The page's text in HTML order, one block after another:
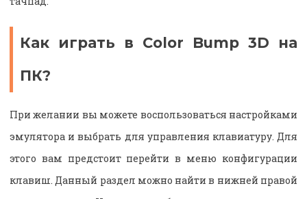
Как играть в Color Bump 3D на
ПК?
При желании вы можете воспользоваться настройками
эмулятора и выбрать для управления клавиатуру. Для
этого вам предстоит перейти в меню конфигурации
клавиш. Данный раздел можно найти в нижней правой